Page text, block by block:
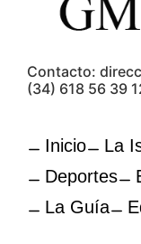
Contacto:
(34) 618 56 39
Inicio La
Deportes
La Guía